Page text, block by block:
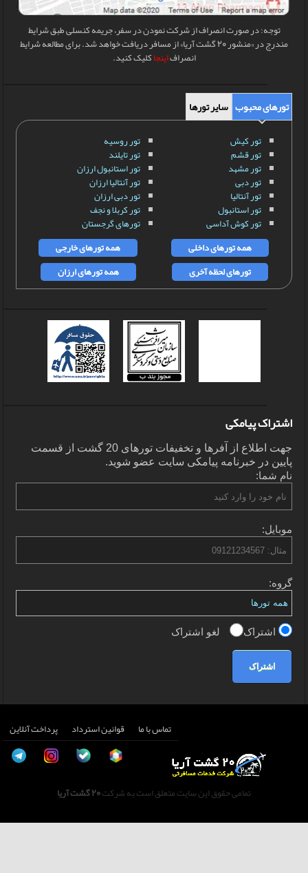
توجه: در صورت انصراف از شرکت نمودن در سفر، جریمه کنسلی طبق شرایط
مندرج در «منشور 20 گشت آریا» از مسافر دریافت خواهد شد. برای مطالعه شرایط
انصرافاینجاکلیک کنید.
تورهای محبوب سایر تورها
تور کیش
تور قشم
تور مشهد
تور دبی
تور آنتالیا
تور استانبول
تور کوش آداسی
تور روسیه
تور تایلند
تور استانبول ارزان
تور آنتالیا ارزان
تور دبی ارزان
تور کربلا و نجف
تورهای گرجستان
همه تورهای داخلی
همه تورهای خارجی
تورهای لحظه آخری
همه تورهای ارزان
اشتراک پیامکی
جهت اطلاع از آفرها و تخفیفات تورهای 20 گشت از قسمت
پایین در خبرنامه پیامکی سایت عضو شوید.
نام شما:
موبایل:
گروه:
اشتراک لغو اشتراک
اشتراک
تماس با ما قوانین استرداد پرداخت آنلاین
تمامی حقوق این سایت متعلق است به شرکت20 گشت آریا